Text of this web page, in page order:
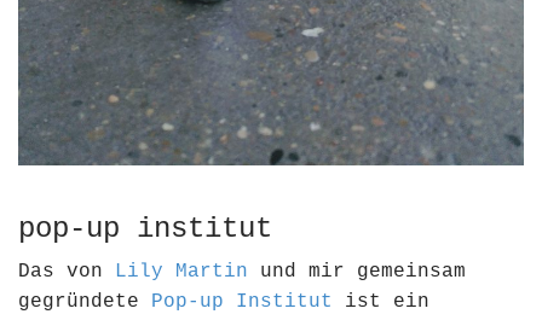
pop-up institut
Das von Lily Martin und mir gemeinsam
gegründete Pop-up Institut
ist ein